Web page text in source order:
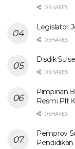
0 SHARES
Legislator
0 SHARES
Disdik
0 SHARES
Pimpinan
Resmi Plt
0 SHARES
Pemprov